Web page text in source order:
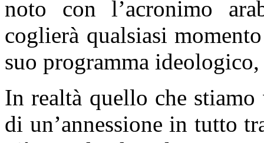
noto con l’acronimo
coglierà qualsiasi
suo programma
In realtà quello che
di un’annessione in tutto